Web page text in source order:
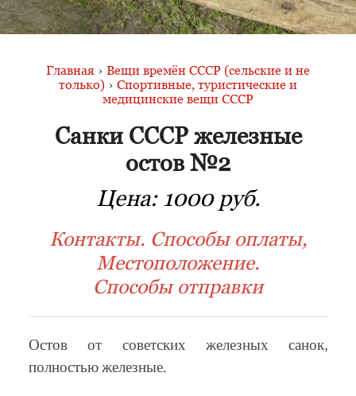
Главная › Вещи времён СССР (сельские и не
только) › Спортивные, туристические и
медицинские вещи СССР
Санки СССР железные
остов №2
Цена: 1000 руб.
Контакты. Способы оплаты,
Местоположение.
Способы отправки
Остов от советских железных санок,
полностью железные.